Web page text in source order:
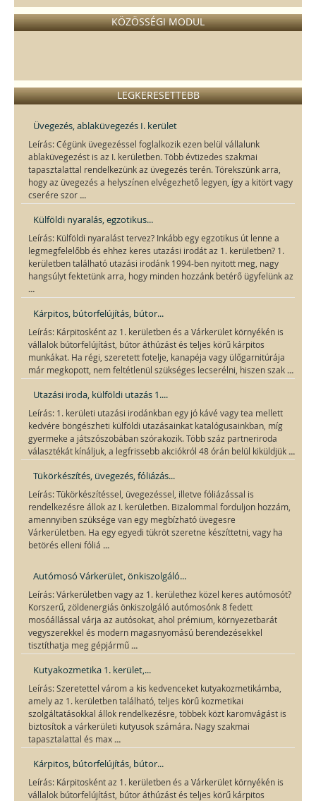
KÖZÖSSÉGI MODUL
LEGKERESETTEBB
Üvegezés, ablaküvegezés I. kerület
Leírás: Cégünk üvegezéssel foglalkozik ezen belül vállalunk
ablaküvegezést is az I. kerületben. Több évtizedes szakmai
tapasztalattal rendelkezünk az üvegezés terén. Törekszünk arra,
hogy az üvegezés a helyszínen elvégezhető legyen, így a kitört vagy
cserére szor ...
Külföldi nyaralás, egzotikus...
Leírás: Külföldi nyaralást tervez? Inkább egy egzotikus út lenne a
legmegfelelőbb és ehhez keres utazási irodát az 1. kerületben? 1.
kerületben található utazási irodánk 1994-ben nyitott meg, nagy
hangsúlyt fektetünk arra, hogy minden hozzánk betérő ügyfelünk az
...
Kárpitos, bútorfelújítás, bútor...
Leírás: Kárpitosként az 1. kerületben és a Várkerület környékén is
vállalok bútorfelújítást, bútor áthúzást és teljes körű kárpitos
munkákat. Ha régi, szeretett fotelje, kanapéja vagy ülőgarnitúrája
már megkopott, nem feltétlenül szükséges lecserélni, hiszen szak ...
Utazási iroda, külföldi utazás 1....
Leírás: 1. kerületi utazási irodánkban egy jó kávé vagy tea mellett
kedvére böngészheti külföldi utazásainkat katalógusainkban, míg
gyermeke a játszószobában szórakozik. Több száz partneriroda
választékát kínáljuk, a legfrissebb akciókról 48 órán belül kiküldjük ...
Tükörkészítés, üvegezés, fóliázás...
Leírás: Tükörkészítéssel, üvegezéssel, illetve fóliázással is
rendelkezésre állok az I. kerületben. Bizalommal forduljon hozzám,
amennyiben szüksége van egy megbízható üvegesre
Várkerületben. Ha egy egyedi tükröt szeretne készíttetni, vagy ha
betörés elleni fóliá ...
Autómosó Várkerület, önkiszolgáló...
Leírás: Várkerületben vagy az 1. kerülethez közel keres autómosót?
Korszerű, zöldenergiás önkiszolgáló autómosónk 8 fedett
mosóállással várja az autósokat, ahol prémium, környezetbarát
vegyszerekkel és modern magasnyomású berendezésekkel
tisztíthatja meg gépjármű ...
Kutyakozmetika 1. kerület,...
Leírás: Szeretettel várom a kis kedvenceket kutyakozmetikámba,
amely az 1. kerületben található, teljes körű kozmetikai
szolgáltatásokkal állok rendelkezésre, többek közt karomvágást is
biztosítok a várkerületi kutyusok számára. Nagy szakmai
tapasztalattal és max ...
Kárpitos, bútorfelújítás, bútor...
Leírás: Kárpitosként az 1. kerületben és a Várkerület környékén is
vállalok bútorfelújítást, bútor áthúzást és teljes körű kárpitos